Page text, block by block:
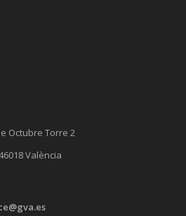
Octubre Torre 2
València